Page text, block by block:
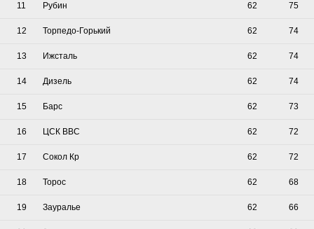
11 Рубин 62 75
12 Торпедо-Горький 62 74
13 Ижсталь 62 74
14 Дизель 62 74
15 Барс 62 73
16 ЦСК ВВС 62 72
17 Сокол Кр 62 72
18 Торос 62 68
19 Зауралье 62 66